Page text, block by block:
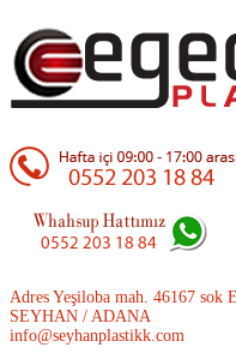
Adres Yeşiloba mah. 46167 sok
SEYHAN / ADANA
info@seyhanplastikk.com